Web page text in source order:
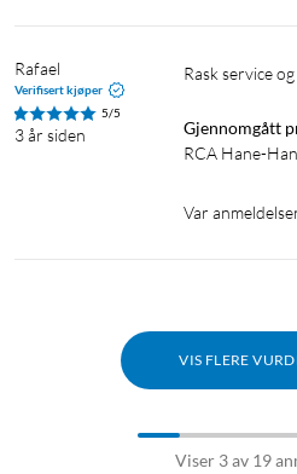
Rafael
Verifisert kjøper
5/5
3 år siden
Rask service
Gjennomgått
RCA Hane-
Var
VIS FLERE
Viser 3 av 19